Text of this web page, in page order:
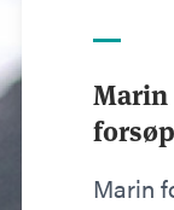
Marin
Marin